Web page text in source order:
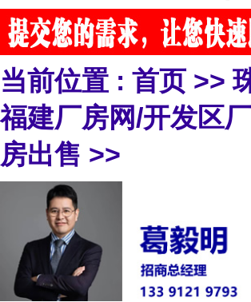
当前位置 : 首页 >>
福建厂房网/开发区
房出售 >>